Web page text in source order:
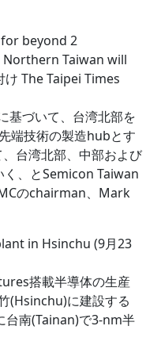
beyond 2
Taiwan will
The Taipei Times
基づいて、台湾北部を
端技術の製造hubとす
台湾北部、中部および
、とSemicon Taiwan
のchairman、Mark
in Hsinchu (9月23
搭載半導体の生産
(Hsinchu)に建設する
台南(Tainan)で3-nm半